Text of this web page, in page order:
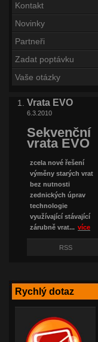
Kontakt
Novinky
Partneři
Zadat poptávku
Vaše otázky
Vrata EVO
6.3.2010
Sekvenční
vrata EVO
zcela nové řešení
výměny starých vrat
bez nutnosti
zednických úprav
technologie
využívající stávající
zárubně vrat... více
RSS
Rychlý dotaz